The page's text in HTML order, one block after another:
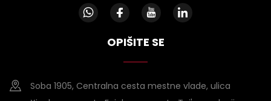
OPIŠITE SE
Soba 1905, Centralna cesta mestne vlade, ulica